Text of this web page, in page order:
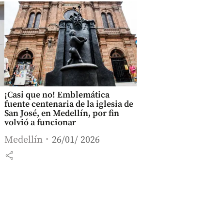
¡Casi que no! Emblemática
fuente centenaria de la iglesia de
San José, en Medellín, por fin
volvió a funcionar
Medellín 26/01/ 2026
share